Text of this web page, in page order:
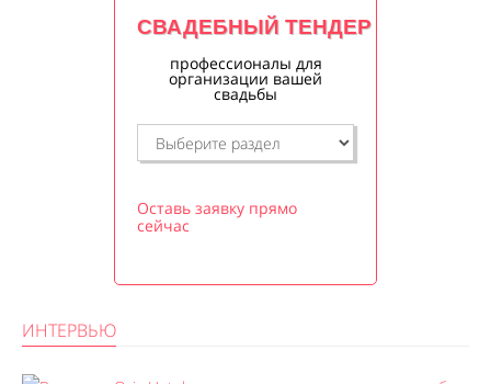
СВАДЕБНЫЙ ТЕНДЕР
профессионалы для
организации вашей
свадьбы
Оставь заявку прямо
сейчас
ИНТЕРВЬЮ